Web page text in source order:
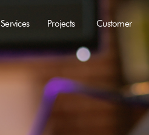
Services Projects Customer